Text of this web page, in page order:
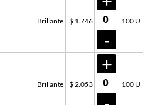
Brillante $ 1.746 100 U
Brillante $ 2.053 100 U